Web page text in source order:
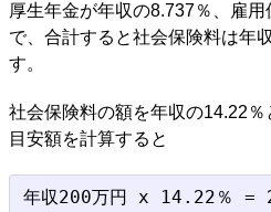
厚生年金が年収の8.737％、雇
で、合計すると社会保険料は年
す。
社会保険料の額を年収の14.22
目安額を計算すると
年収200万円 x 14.22％ =